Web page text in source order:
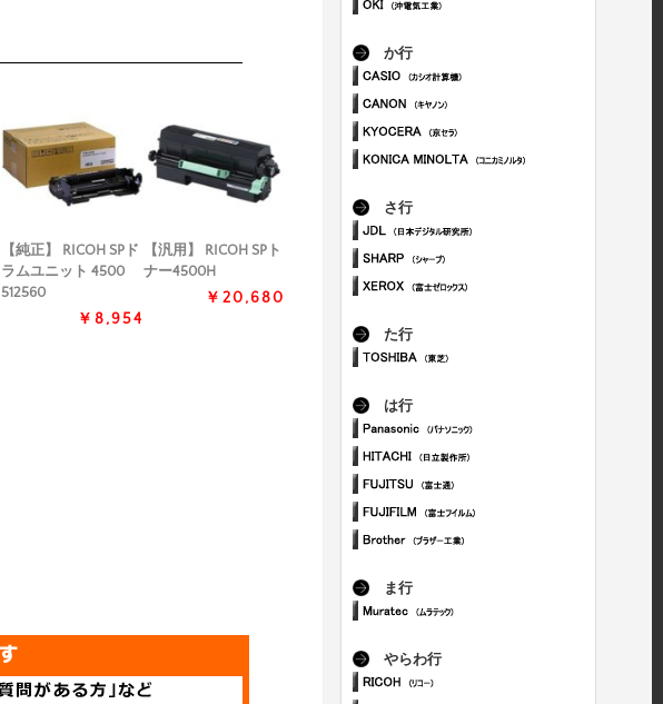
【純正】 RICOH SPド
ラムユニット 4500
512560
￥8,954
【汎用】 RICOH SPト
ナー4500H
￥20,680
か行
さ行
た行
は行
ま行
やらわ行